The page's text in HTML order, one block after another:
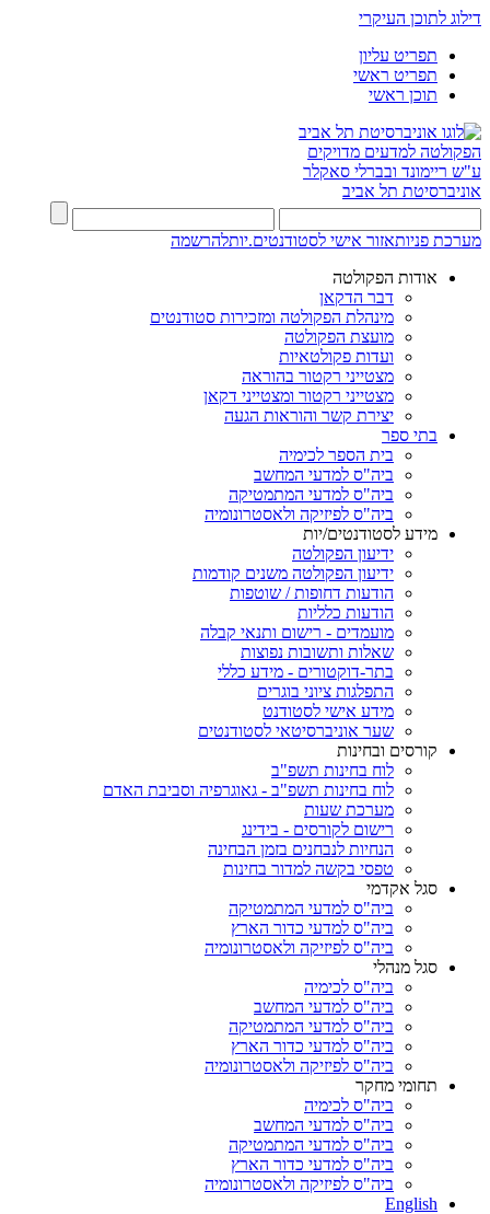
דילוג לתוכן העיקרי
תפריט עליון
תפריט ראשי
תוכן ראשי
הפקולטה למדעים מדויקים
ע"ש ריימונד ובברלי סאקלר
אוניברסיטת תל אביב
מערכת פניותאזור אישי לסטודנטים.יותלהרשמה
אודות הפקולטה
דבר הדקאן
מינהלת הפקולטה ומזכירות סטודנטים
מועצת הפקולטה
ועדות פקולטאיות
מצטייני רקטור בהוראה
מצטייני רקטור ומצטייני דקאן
יצירת קשר והוראות הגעה
בתי ספר
בית הספר לכימיה
ביה"ס למדעי המחשב
ביה"ס למדעי המתמטיקה
ביה"ס לפיזיקה ולאסטרונומיה
מידע לסטודנטים/יות
ידיעון הפקולטה
ידיעון הפקולטה משנים קודמות
הודעות דחופות / שוטפות
הודעות כלליות
מועמדים - רישום ותנאי קבלה
שאלות ותשובות נפוצות
בתר-דוקטורים - מידע כללי
התפלגות ציוני בוגרים
מידע אישי לסטודנט
שער אוניברסיטאי לסטודנטים
קורסים ובחינות
לוח בחינות תשפ"ב
לוח בחינות תשפ"ב - גאוגרפיה וסביבת האדם
מערכת שעות
רישום לקורסים - בידינג
הנחיות לנבחנים בזמן הבחינה
טפסי בקשה למדור בחינות
סגל אקדמי
ביה"ס למדעי המתמטיקה
ביה"ס למדעי כדור הארץ
ביה"ס לפיזיקה ולאסטרונומיה
סגל מנהלי
ביה"ס לכימיה
ביה"ס למדעי המחשב
ביה"ס למדעי המתמטיקה
ביה"ס למדעי כדור הארץ
ביה"ס לפיזיקה ולאסטרונומיה
תחומי מחקר
ביה"ס לכימיה
ביה"ס למדעי המחשב
ביה"ס למדעי המתמטיקה
ביה"ס למדעי כדור הארץ
ביה"ס לפיזיקה ולאסטרונומיה
English